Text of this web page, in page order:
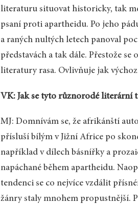
literaturu situovat historicky, tak
psaní proti apartheidu. Po jeho
a raných nultých letech panoval
představách a tak dále. Přestože
literatury rasa. Ovlivňuje jak
VK: Jak se tyto různorodé literární
MJ: Domnívám se, že afrikánští
přísluší bílým v Jižní Africe po
například v dílech básnířky a
napáchané během apartheidu.
tendenci se co nejvíce vzdálit
žánry staly mnohem propustnější.